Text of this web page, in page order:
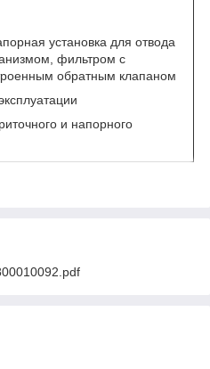
установка для отвода
фильтром с
обратным клапаном
и напорного